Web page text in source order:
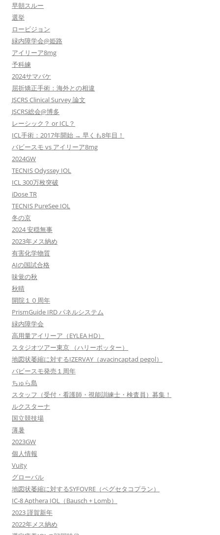
早朝スルー
選挙
ロービジョン
緑内障学会@姫路
アイリーア8mg
予科練
2024サマバケ
屈折矯正手術：海外との相違
JSCRS Clinical Survey 論文
JSCRS総会@博多
レーシック？ or ICL？
ICL手術：2017年開始 → 早くも8年目！
バビースモ vs アイリーア8mg
2024GW
TECNIS Odyssey IOL
ICL 300万枚突破
iDose TR
TECNIS PureSee IOL
冬の京
2024 安穏無事
2023年メス納め
有害化学物質
AIの国試合格
味覚の秋
秋晴
開院１０周年
PrismGuide IRD パネルシステム
緑内障学会
高用量アイリーア（EYLEA HD）
スタジオツアー東京 （ハリーポッター）
地図状萎縮に対するIZERVAY（avacincaptad pegol）
バビースモ発売１周年
ちゅら島
スタッフ（受付・看護師・視能訓練士・検査員）募集！
ルクスターナ
国立競技場
薄暑
2023GW
個人情報
Vuity
グローバル
地図状萎縮に対するSYFOVRE（ペグセタコプラン）
IC-8 Apthera IOL（Bausch + Lomb）
2023 謹賀新年
2022年メス納め